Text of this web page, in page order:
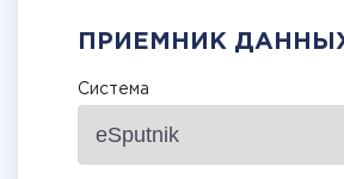
ПРИЕМНИК
Система